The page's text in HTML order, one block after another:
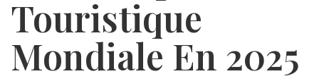
Touristique
Mondiale En 2025